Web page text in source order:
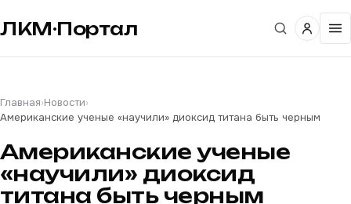
ЛКМ·Портал
Главная›Новости›
Американские ученые «научили» диоксид титана быть черным
Американские ученые
«научили» диоксид
титана быть черным